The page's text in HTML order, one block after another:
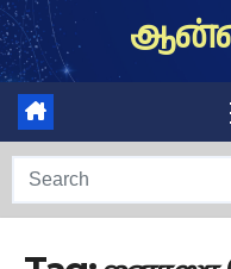
Skip
to
content